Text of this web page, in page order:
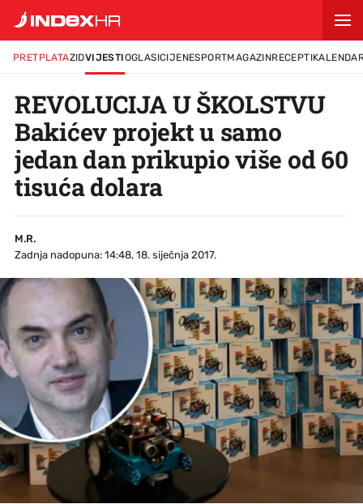
PRETPLATAZIDVIJESTIOGLASICIJENESPORTMAGAZINRECEPTI
REVOLUCIJA U ŠKOLSTVU
Bakićev projekt u samo
jedan dan prikupio više od 60
tisuća dolara
M.R.
Zadnja nadopuna: 14:48, 18. siječnja 2017.